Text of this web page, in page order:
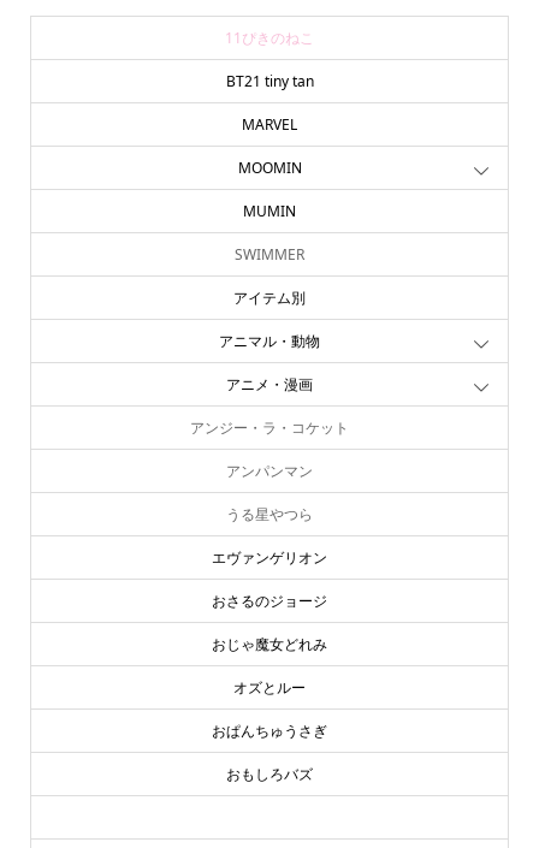
11ぴきのねこ
BT21 tiny tan
MARVEL
MOOMIN
MUMIN
SWIMMER
アイテム別
アニマル・動物
アニメ・漫画
アンジー・ラ・コケット
アンパンマン
うる星やつら
エヴァンゲリオン
おさるのジョージ
おじゃ魔女どれみ
オズとルー
おぱんちゅうさぎ
おもしろバズ